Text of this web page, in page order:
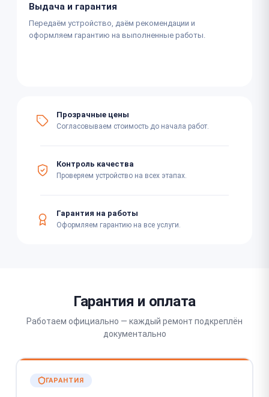
Выдача и гарантия
Передаём устройство, даём рекомендации и
оформляем гарантию на выполненные работы.
Прозрачные цены
Согласовываем стоимость до начала работ.
Контроль качества
Проверяем устройство на всех этапах.
Гарантия на работы
Оформляем гарантию на все услуги.
Гарантия и оплата
Работаем официально — каждый ремонт подкреплён
документально
ГАРАНТИЯ